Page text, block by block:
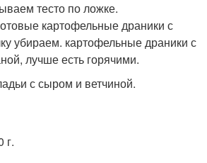
тесто по ложке.
картофельные драники с
убираем. картофельные драники с
лучше есть горячими.
с сыром и ветчиной.
г.